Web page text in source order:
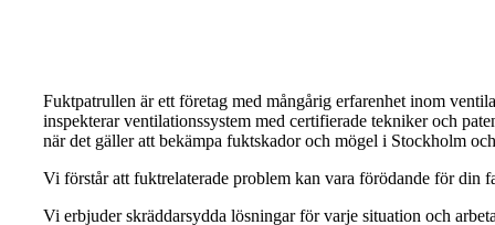
Fuktpatrullen är ett företag med mångårig erfarenhet inom
inspekterar ventilationssystem med certifierade tekniker och
när det gäller att bekämpa fuktskador och mögel i Stockholm
Vi förstår att fuktrelaterade problem kan vara förödande för din
Vi erbjuder skräddarsydda lösningar för varje situation och